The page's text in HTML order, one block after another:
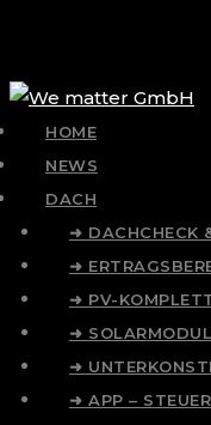
HOME
NEWS
DACH
➜ DACHCHECK
➜
➜ PV-
➜
➜
➜ APP –